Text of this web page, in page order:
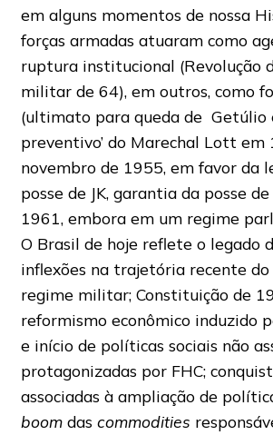
em alguns momentos de nossa
forças armadas atuaram como
ruptura institucional (Revolução
militar de 64), em outros, como
(ultimato para queda de Getúlio
preventivo’ do Marechal Lott em
novembro de 1955, em favor da
posse de JK, garantia da posse
1961, embora em um regime
O Brasil de hoje reflete o legado
inflexões na trajetória recente do
regime militar; Constituição de
reformismo econômico induzido
e início de políticas sociais não
protagonizadas por FHC;
associadas à ampliação de
boom das commodities